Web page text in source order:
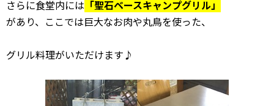
さらに食堂内には 「聖石ベースキャンプグリル」
があり、ここでは巨大なお肉や丸鳥を使った、
グリル料理がいただけます♪